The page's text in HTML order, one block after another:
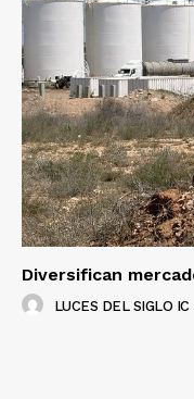
Diversifican
LUCES DEL SIGLO IC